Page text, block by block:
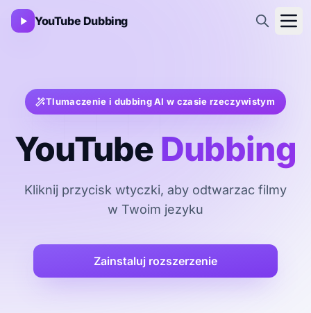
YouTube Dubbing
Tlumaczenie i dubbing AI w czasie rzeczywistym
YouTube Dubbing
Kliknij przycisk wtyczki, aby odtwarzac filmy
w Twoim jezyku
Zainstaluj rozszerzenie